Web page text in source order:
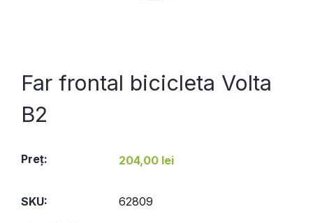
Far frontal bicicleta Volta
B2
Preţ: 204,00 lei
SKU: 62809